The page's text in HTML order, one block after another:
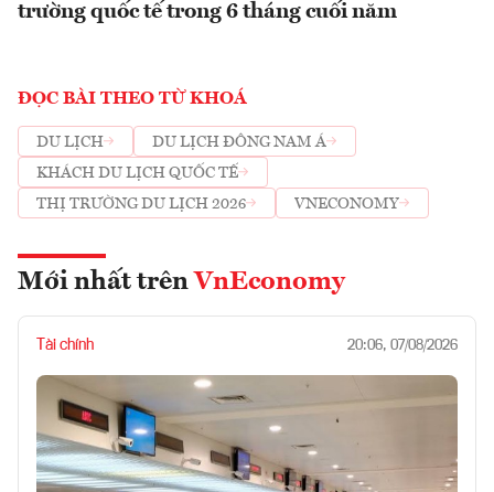
trường quốc tế trong 6 tháng cuối năm
ĐỌC BÀI THEO TỪ KHOÁ
DU LỊCH
DU LỊCH ĐÔNG NAM Á
KHÁCH DU LỊCH QUỐC TẾ
THỊ TRƯỜNG DU LỊCH 2026
VNECONOMY
Mới nhất trên VnEconomy
Tài chính 20:06, 07/08/2026